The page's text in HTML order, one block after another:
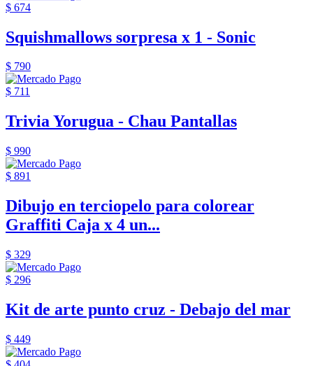
$ 674
Squishmallows sorpresa x 1 - Sonic
$ 790
$ 711
Trivia Yorugua - Chau Pantallas
$ 990
$ 891
Dibujo en terciopelo para colorear
Graffiti Caja x 4 un...
$ 329
$ 296
Kit de arte punto cruz - Debajo del mar
$ 449